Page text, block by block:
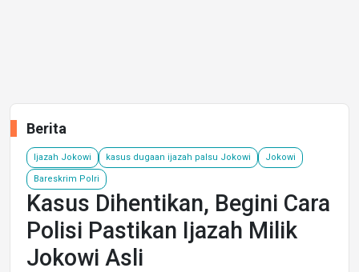
Berita
Ijazah Jokowi kasus dugaan ijazah palsu Jokowi Jokowi
Bareskrim Polri
Kasus Dihentikan, Begini Cara
Polisi Pastikan Ijazah Milik
Jokowi Asli